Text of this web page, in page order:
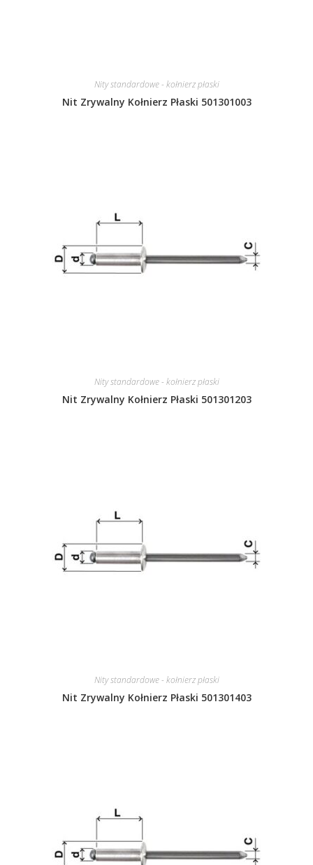
Nity standardowe - kołnierz płaski
Nit Zrywalny Kołnierz Płaski 501301003
Nity standardowe - kołnierz płaski
Nit Zrywalny Kołnierz Płaski 501301203
Nity standardowe - kołnierz płaski
Nit Zrywalny Kołnierz Płaski 501301403